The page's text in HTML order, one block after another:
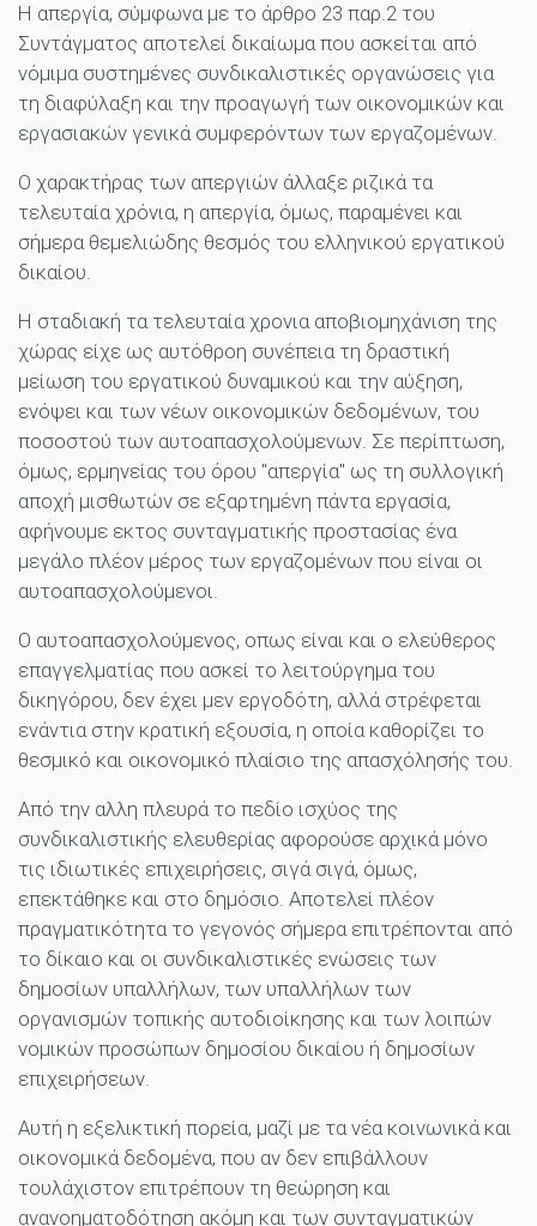
Η απεργία, σύμφωνα με το άρθρο 23 παρ.2 του
Συντάγματος αποτελεί δικαίωμα που ασκείται από
νόμιμα συστημένες συνδικαλιστικές οργανώσεις για
τη διαφύλαξη και την προαγωγή των οικονομικών και
εργασιακών γενικά συμφερόντων των εργαζομένων.
Ο χαρακτήρας των απεργιών άλλαξε ριζικά τα
τελευταία χρόνια, η απεργία, όμως, παραμένει και
σήμερα θεμελιώδης θεσμός του ελληνικού εργατικού
δικαίου.
Η σταδιακή τα τελευταία χρονια αποβιομηχάνιση της
χώρας είχε ως αυτόθροη συνέπεια τη δραστική
μείωση του εργατικού δυναμικού και την αύξηση,
ενόψει και των νέων οικονομικών δεδομένων, του
ποσοστού των αυτοαπασχολούμενων. Σε περίπτωση,
όμως, ερμηνείας του όρου "απεργία" ως τη συλλογική
αποχή μισθωτών σε εξαρτημένη πάντα εργασία,
αφήνουμε εκτος συνταγματικής προστασίας ένα
μεγάλο πλέον μέρος των εργαζομένων που είναι οι
αυτοαπασχολούμενοι.
Ο αυτοαπασχολούμενος, οπως είναι και ο ελεύθερος
επαγγελματίας που ασκεί το λειτούργημα του
δικηγόρου, δεν έχει μεν εργοδότη, αλλά στρέφεται
ενάντια στην κρατική εξουσία, η οποία καθορίζει το
θεσμικό και οικονομικό πλαίσιο της απασχόλησής του.
Από την αλλη πλευρά το πεδίο ισχύος της
συνδικαλιστικής ελευθερίας αφορούσε αρχικά μόνο
τις ιδιωτικές επιχειρήσεις, σιγά σιγά, όμως,
επεκτάθηκε και στο δημόσιο. Αποτελεί πλέον
πραγματικότητα το γεγονός σήμερα επιτρέπονται από
το δίκαιο και οι συνδικαλιστικές ενώσεις των
δημοσίων υπαλλήλων, των υπαλλήλων των
οργανισμών τοπικής αυτοδιοίκησης και των λοιπών
νομικών προσώπων δημοσίου δικαίου ή δημοσίων
επιχειρήσεων.
Αυτή η εξελικτική πορεία, μαζί με τα νέα κοινωνικά και
οικονομικά δεδομένα, που αν δεν επιβάλλουν
τουλάχιστον επιτρέπουν τη θεώρηση και
ανανοηματοδότηση ακόμη και των συνταγματικών